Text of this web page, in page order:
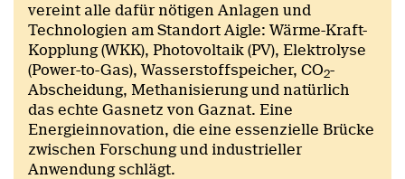
vereint alle dafür nötigen Anlagen und
Technologien am Standort Aigle: Wärme-Kraft-
Kopplung (WKK), Photovoltaik (PV), Elektrolyse
(Power-to-Gas), Wasserstoffspeicher, CO2-
Abscheidung, Methanisierung und natürlich
das echte Gasnetz von Gaznat. Eine
Energieinnovation, die eine essenzielle Brücke
zwischen Forschung und industrieller
Anwendung schlägt.